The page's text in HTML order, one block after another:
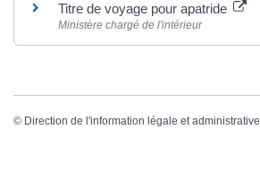
Titre de voyage pour apatride
Ministère chargé de l'intérieur
© Direction de l'information légale et administrative